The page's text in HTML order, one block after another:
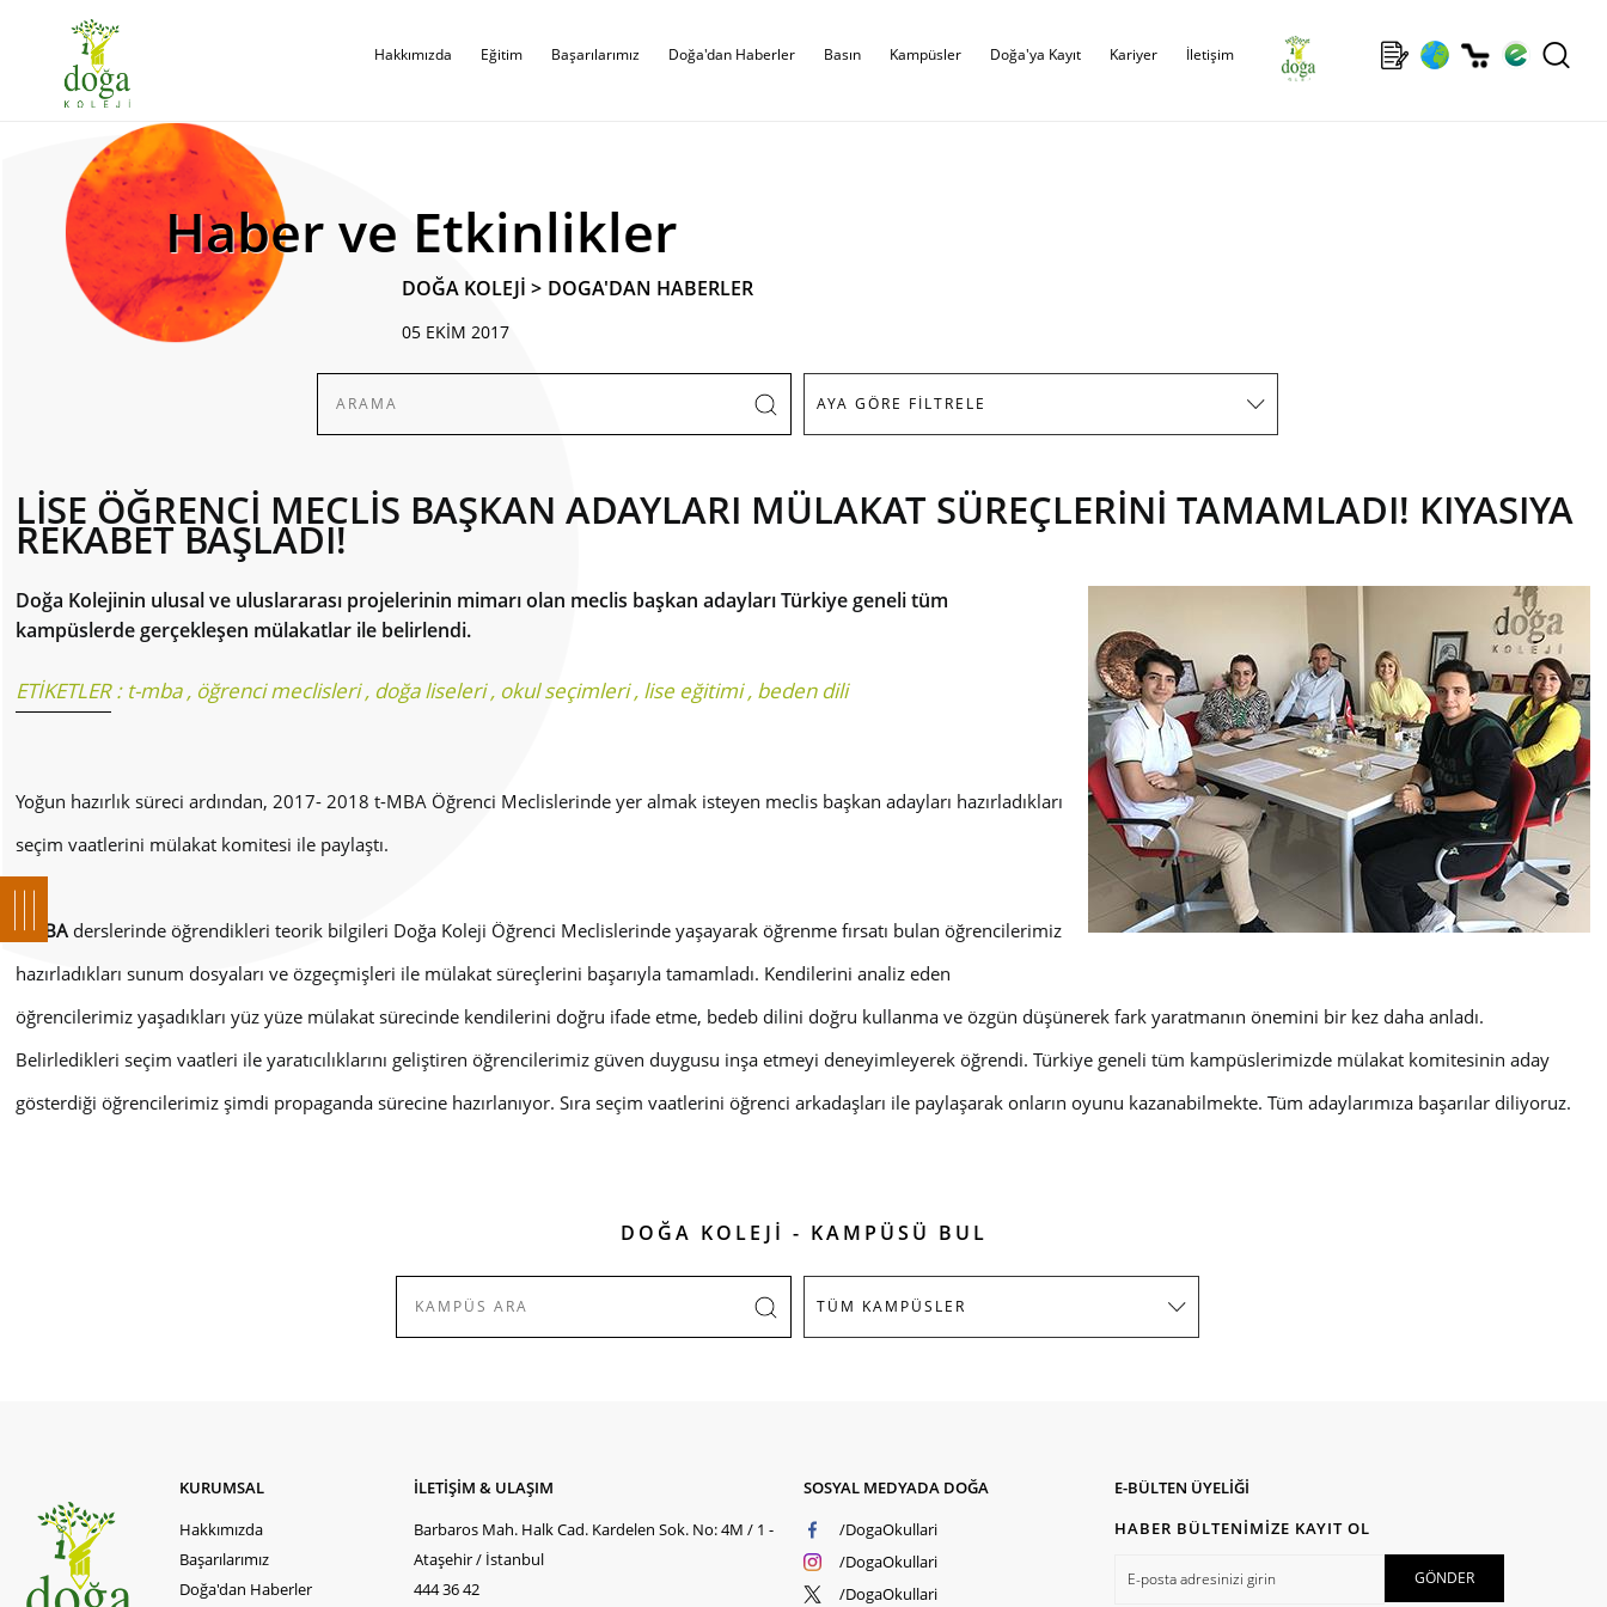
Hakkımızda Eğitim Başarılarımız Doğa'dan Haberler Basın Kampüsler Doğa'ya Kayıt Kariyer İletişim
Haber ve Etkinlikler
DOĞA KOLEJİ > DOGA'DAN HABERLER
05 EKİM 2017
LİSE ÖĞRENCİ MECLİS BAŞKAN ADAYLARI MÜLAKAT SÜREÇLERİNİ TAMAMLADI! KIYASIYA
REKABET BAŞLADI!
Doğa Kolejinin ulusal ve uluslararası projelerinin mimarı olan meclis başkan adayları Türkiye geneli tüm
kampüslerde gerçekleşen mülakatlar ile belirlendi.
ETİKETLER : t-mba, öğrenci meclisleri, doğa liseleri, okul seçimleri, lise eğitimi, beden dili
Yoğun hazırlık süreci ardından, 2017- 2018 t-MBA Öğrenci Meclislerinde yer almak isteyen meclis başkan adayları hazırladıkları
seçim vaatlerini mülakat komitesi ile paylaştı.
t-MBA derslerinde öğrendikleri teorik bilgileri Doğa Koleji Öğrenci Meclislerinde yaşayarak öğrenme fırsatı bulan öğrencilerimiz
hazırladıkları sunum dosyaları ve özgeçmişleri ile mülakat süreçlerini başarıyla tamamladı. Kendilerini analiz eden
öğrencilerimiz yaşadıkları yüz yüze mülakat sürecinde kendilerini doğru ifade etme, bedeb dilini doğru kullanma ve özgün düşünerek fark yaratmanın önemini bir kez daha anladı.
Belirledikleri seçim vaatleri ile yaratıcılıklarını geliştiren öğrencilerimiz güven duygusu inşa etmeyi deneyimleyerek öğrendi. Türkiye geneli tüm kampüslerimizde mülakat komitesinin aday
gösterdiği öğrencilerimiz şimdi propaganda sürecine hazırlanıyor. Sıra seçim vaatlerini öğrenci arkadaşları ile paylaşarak onların oyunu kazanabilmekte. Tüm adaylarımıza başarılar diliyoruz.
DOĞA KOLEJİ - KAMPÜSÜ BUL
KURUMSAL
Hakkımızda
Başarılarımız
Doğa'dan Haberler
İLETİŞİM & ULAŞIM
Barbaros Mah. Halk Cad. Kardelen Sok. No: 4M / 1 -
Ataşehir / İstanbul
444 36 42
SOSYAL MEDYADA DOĞA
/DogaOkullari
/DogaOkullari
/DogaOkullari
E-BÜLTEN ÜYELİĞİ
HABER BÜLTENİMİZE KAYIT OL